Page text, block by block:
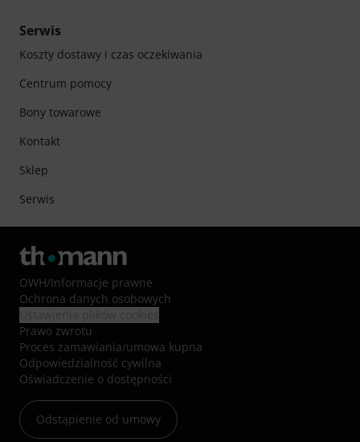
Serwis
Koszty dostawy i czas oczekiwania
Centrum pomocy
Bony towarowe
Kontakt
Sklep
Serwis
OWH/Informacje prawne
Ochrona danych osobowych
Prawo zwrotu
Proces zamawiania/umowa kupna
Odpowiedzialność cywilna
Oświadczenie o dostępności
Odstąpienie od umowy